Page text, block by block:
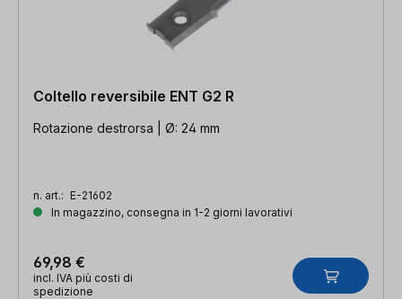
Coltello reversibile ENT G2 R
Rotazione destrorsa | Ø: 24 mm
n. art.: E-21602
In magazzino, consegna in 1-2 giorni lavorativi
69,98 €
incl. IVA più costi di
spedizione